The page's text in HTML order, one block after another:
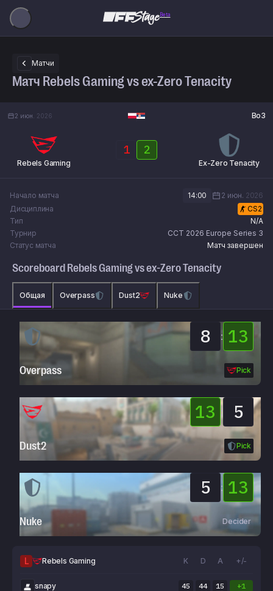
Beta
Матчи
Матч Rebels Gaming vs ex-Zero Tenacity
2 июн. 2026 Bo3
Rebels Gaming
1 2
Ex-Zero Tenacity
Начало матча 14:00 2 июн. 2026
Дисциплина
CS2
Тип
N/A
Турнир
CCT 2026 Europe Series 3
Статус матча
Матч завершен
Scoreboard Rebels Gamingvsex-Zero Tenacity
Общая Overpass Dust2 Nuke
8 : 13
Overpass Pick
13 : 5
Dust2 Pick
5 : 13
Nuke Decider
L Rebels Gaming K D A +/-
snapy 45 44 15 +1